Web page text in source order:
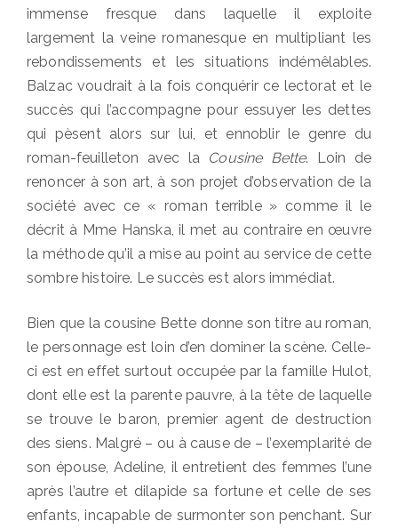
immense fresque dans laquelle il exploite
largement la veine romanesque en multipliant les
rebondissements et les situations indémêlables.
Balzac voudrait à la fois conquérir ce lectorat et le
succès qui l’accompagne pour essuyer les dettes
qui pèsent alors sur lui, et ennoblir le genre du
roman-feuilleton avec la Cousine Bette. Loin de
renoncer à son art, à son projet d’observation de la
société avec ce « roman terrible » comme il le
décrit à Mme Hanska, il met au contraire en œuvre
la méthode qu’il a mise au point au service de cette
sombre histoire. Le succès est alors immédiat.
Bien que la cousine Bette donne son titre au roman,
le personnage est loin d’en dominer la scène. Celle-
ci est en effet surtout occupée par la famille Hulot,
dont elle est la parente pauvre, à la tête de laquelle
se trouve le baron, premier agent de destruction
des siens. Malgré – ou à cause de – l’exemplarité de
son épouse, Adeline, il entretient des femmes l’une
après l’autre et dilapide sa fortune et celle de ses
enfants, incapable de surmonter son penchant. Sur